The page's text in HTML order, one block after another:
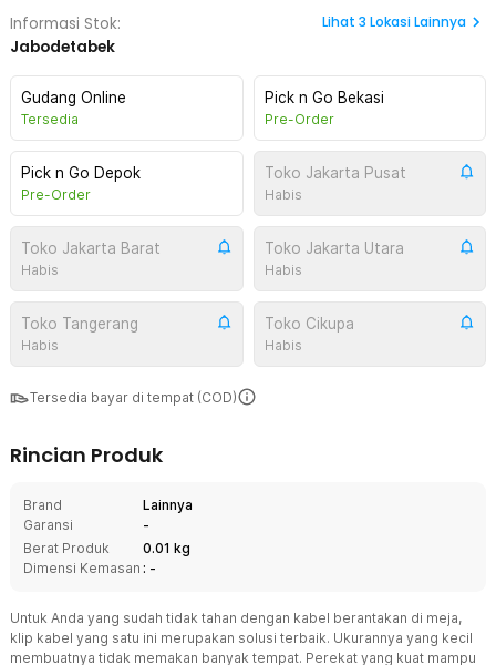
Informasi Stok:
Jabodetabek
Lihat 3 Lokasi Lainnya
Gudang Online
Tersedia
Pick n Go Bekasi
Pre-Order
Pick n Go Depok
Pre-Order
Toko Jakarta Pusat
Habis
Toko Jakarta Barat
Habis
Toko Jakarta Utara
Habis
Toko Tangerang
Habis
Toko Cikupa
Habis
Tersedia bayar di tempat (COD)
Rincian Produk
Brand
Lainnya
Garansi
-
Berat Produk
0.01 kg
Dimensi Kemasan : -
Untuk Anda yang sudah tidak tahan dengan kabel berantakan di meja,
klip kabel yang satu ini merupakan solusi terbaik. Ukurannya yang kecil
membuatnya tidak memakan banyak tempat. Perekat yang kuat mampu